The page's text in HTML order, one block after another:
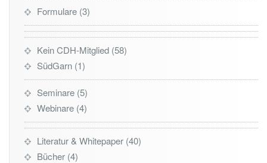
Formulare 3
Kein CDH-Mitglied 58
SüdGarn 1
Seminare 5
Webinare 4
Literatur & Whitepaper 40
Bücher 4